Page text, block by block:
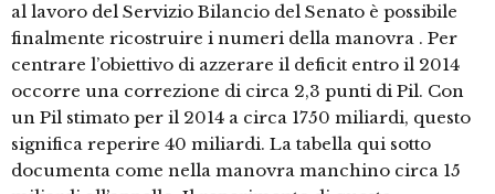
al lavoro del Servizio Bilancio del Senato è possibile
finalmente ricostruire i numeri della manovra . Per
centrare l’obiettivo di azzerare il deficit entro il 2014
occorre una correzione di circa 2,3 punti di Pil. Con
un Pil stimato per il 2014 a circa 1750 miliardi, questo
significa reperire 40 miliardi. La tabella qui sotto
documenta come nella manovra manchino circa 15